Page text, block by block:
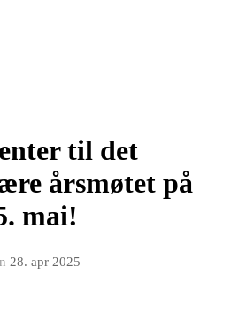
til det
årsmøtet på
mai!
28. apr 2025